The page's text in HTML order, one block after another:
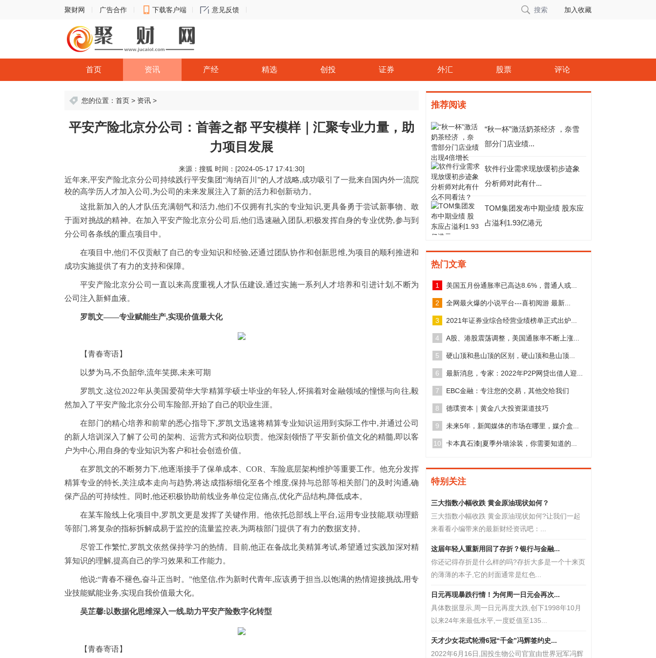
聚财网 广告合作 下载客户端 意见反馈 搜索 加入收藏
首页 资讯 产经 精选 创投 证券 外汇 股票 评论
您的位置： 首页 > 资讯 >
平安产险北京分公司：首善之都 平安模样｜汇聚专业力量，助
力项目发展
来源：搜狐 时间：[2024-05-17 17:41:30]
近年来,平安产险北京分公司持续践行平安集团“海纳百川”的人才战略,成功吸引了一批来自国内外一流院
校的高学历人才加入公司,为公司的未来发展注入了新的活力和创新动力。
这批新加入的人才队伍充满朝气和活力,他们不仅拥有扎实的专业知识,更具备勇于尝试新事物、敢
于面对挑战的精神。在加入平安产险北京分公司后,他们迅速融入团队,积极发挥自身的专业优势,参与到
分公司各条线的重点项目中。
在项目中,他们不仅贡献了自己的专业知识和经验,还通过团队协作和创新思维,为项目的顺利推进和
成功实施提供了有力的支持和保障。
平安产险北京分公司一直以来高度重视人才队伍建设,通过实施一系列人才培养和引进计划,不断为
公司注入新鲜血液。
罗凯文——专业赋能生产,实现价值最大化
【青春寄语】
以梦为马,不负韶华,流年笑掷,未来可期
罗凯文,这位2022年从美国爱荷华大学精算学硕士毕业的年轻人,怀揣着对金融领域的憧憬与向往,毅
然加入了平安产险北京分公司车险部,开始了自己的职业生涯。
在部门的精心培养和前辈的悉心指导下,罗凯文迅速将精算专业知识运用到实际工作中,并通过公司
的新人培训深入了解了公司的架构、运营方式和岗位职责。他深刻领悟了平安新价值文化的精髓,即以客
户为中心,用自身的专业知识为客户和社会创造价值。
在罗凯文的不断努力下,他逐渐接手了保单成本、COR、车险底层架构维护等重要工作。他充分发挥
精算专业的特长,关注成本走向与趋势,将达成指标细化至各个维度,保持与总部等相关部门的及时沟通,确
保产品的可持续性。同时,他还积极协助前线业务单位定位痛点,优化产品结构,降低成本。
在某车险线上化项目中,罗凯文更是发挥了关键作用。他依托总部线上平台,运用专业技能,联动理赔
等部门,将复杂的指标拆解成易于监控的流量监控表,为两核部门提供了有力的数据支持。
尽管工作繁忙,罗凯文依然保持学习的热情。目前,他正在备战北美精算考试,希望通过实践加深对精
算知识的理解,提高自己的学习效果和工作能力。
他说:“青春不褪色,奋斗正当时。”他坚信,作为新时代青年,应该勇于担当,以饱满的热情迎接挑战,用专
业技能赋能业务,实现自我价值最大化。
吴芷馨:以数据化思维深入一线,助力平安产险数字化转型
【青春寄语】
推荐阅读
“秋一杯”激活奶茶经济 ，奈雪
部分门店业绩...
软件行业需求现放缓初步迹象
分析师对此有什...
TOM集团发布中期业绩 股东应
占溢利1.93亿港元
热门文章
1 美国五月份通胀率已高达8.6%，普通人或...
2 全网最火爆的小说平台---喜初阅游 最新...
3 2021年证券业综合经营业绩榜单正式出炉...
4 A股、港股震荡调整，美国通胀率不断上涨...
5 硬山顶和悬山顶的区别，硬山顶和悬山顶...
6 最新消息，专家：2022年P2P网贷出借人迎...
7 EBC金融：专注您的交易，其他交给我们
8 德璞资本｜黄金八大投资渠道技巧
9 未来5年，新闻媒体的市场在哪里，媒介盒...
10 卡本真石漆|夏季外墙涂装，你需要知道的...
特别关注
三大指数小幅收跌 黄金原油现状如何？
三大指数小幅收跌 黄金原油现状如何?让我们一起
来看看小编带来的最新财经资讯吧：...
这届年轻人重新用回了存折？银行与金融...
你还记得存折是什么样的吗?存折大多是一个十来页
的薄薄的本子,它的封面通常是红色...
日元再现暴跌行情！为何周一日元会再次...
具体数据显示,周一日元再度大跌,创下1998年10月
以来24年来最低水平,一度贬值至135...
天才少女花式轮滑6冠“千金”冯辉签约史...
2022年6月16日,国投生物公司官宣由世界冠军冯辉